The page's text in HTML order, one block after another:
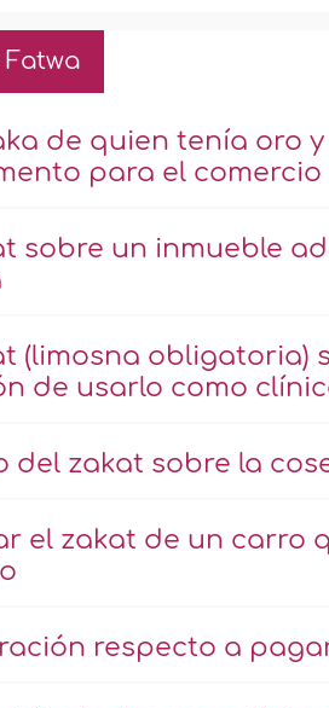
Fatwa
de quien tenía oro
para el comercio
sobre un inmueble
(limosna obligatoria)
de usarlo como
del zakat sobre la
el zakat de un carro
respecto a